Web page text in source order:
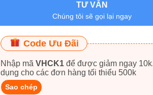
TƯ VẤN
Chúng tôi sẽ gọi lại ngay
Code Ưu Đãi
Nhập mã VHCK1để được giảm ngay 10k. Áp
dụng cho các đơn hàng tối thiểu 500k
Sao chép